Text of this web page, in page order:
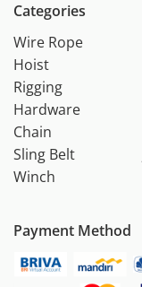
Categories
Wire Rope
Hoist
Rigging
Hardware
Chain
Sling Belt
Winch
Payment Method